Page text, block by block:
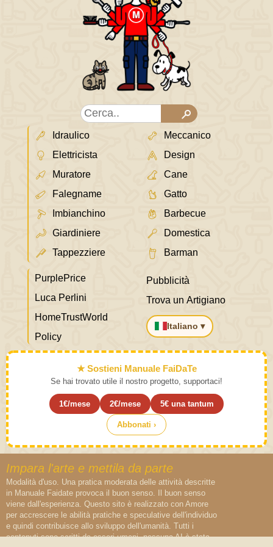
Idraulico
Elettricista
Muratore
Falegname
Imbianchino
Giardiniere
Tappezziere
Meccanico
Design
Cane
Gatto
Barbecue
Domestica
Barman
PurplePrice
Luca Perlini
HomeTrustWorld
Policy
Pubblicità
Trova un Artigiano
Italiano ▾
★ Sostieni Manuale FaiDaTe
Se hai trovato utile il nostro progetto, supportaci!
1€/mese 2€/mese 5€ una tantum
Abbonati ›
Impara l'arte e mettila da parte
Modalità d'uso. Una pratica moderata delle attività descritte
in Manuale Faidate provoca il buon senso. Il buon senso
viene dall'esperienza. Questo sito è realizzato con Amore
per accrescere le abilità pratiche e speculative dell'individuo
e quindi contribuisce allo sviluppo dell'umanità. Tutti i
contenuti sono scritti da esseri umani, nessuna AI è stata